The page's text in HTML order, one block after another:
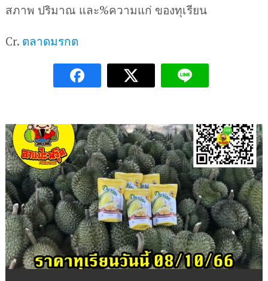
สภาพ ปริมาณ และ%ความแก่ ของทุเรียน
Cr. ตลาดมรกต